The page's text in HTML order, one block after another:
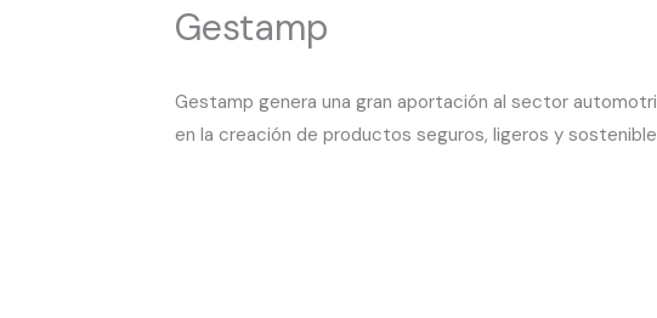
Gestamp
Gestamp genera una gran aportación al sector
en la creación de productos seguros, ligeros y